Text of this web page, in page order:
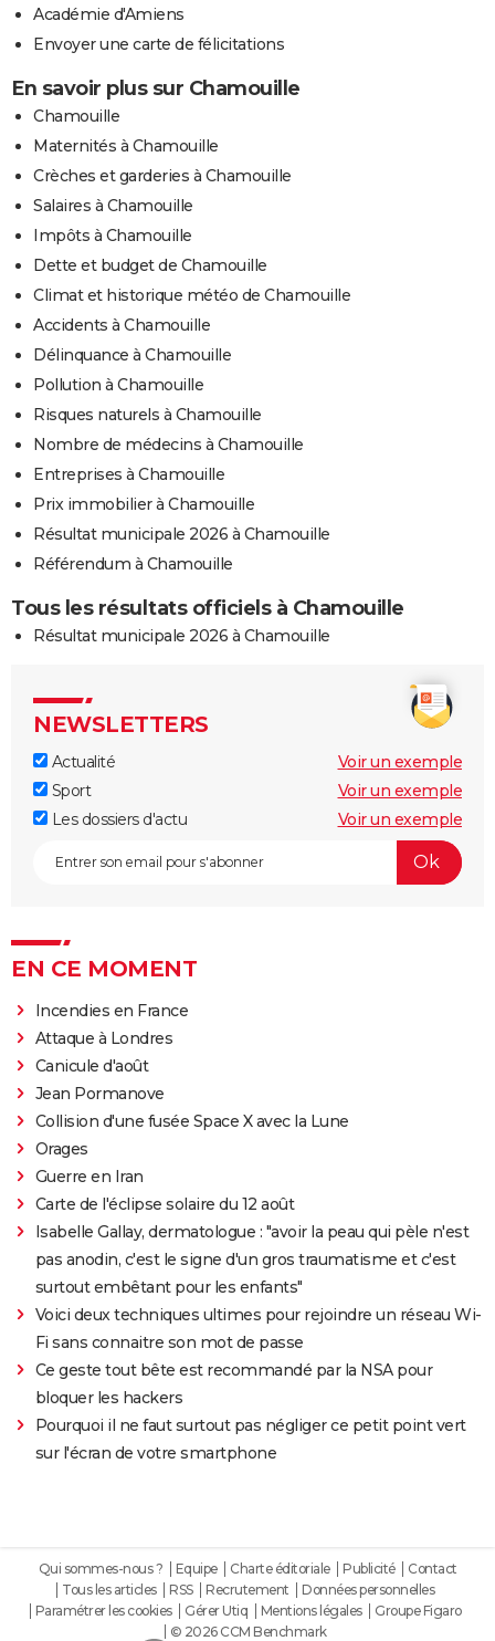
Académie d'Amiens
Envoyer une carte de félicitations
En savoir plus sur Chamouille
Chamouille
Maternités à Chamouille
Crèches et garderies à Chamouille
Salaires à Chamouille
Impôts à Chamouille
Dette et budget de Chamouille
Climat et historique météo de Chamouille
Accidents à Chamouille
Délinquance à Chamouille
Pollution à Chamouille
Risques naturels à Chamouille
Nombre de médecins à Chamouille
Entreprises à Chamouille
Prix immobilier à Chamouille
Résultat municipale 2026 à Chamouille
Référendum à Chamouille
Tous les résultats officiels à Chamouille
Résultat municipale 2026 à Chamouille
NEWSLETTERS
Actualité
Voir un exemple
Sport
Voir un exemple
Les dossiers d'actu
Voir un exemple
EN CE MOMENT
Incendies en France
Attaque à Londres
Canicule d'août
Jean Pormanove
Collision d'une fusée Space X avec la Lune
Orages
Guerre en Iran
Carte de l'éclipse solaire du 12 août
Isabelle Gallay, dermatologue : "avoir la peau qui pèle n'est
pas anodin, c'est le signe d'un gros traumatisme et c'est
surtout embêtant pour les enfants"
Voici deux techniques ultimes pour rejoindre un réseau Wi-
Fi sans connaitre son mot de passe
Ce geste tout bête est recommandé par la NSA pour
bloquer les hackers
Pourquoi il ne faut surtout pas négliger ce petit point vert
sur l'écran de votre smartphone
Qui sommes-nous ? Equipe Charte éditoriale Publicité
Contact
Tous les articles
RSS Recrutement
Données personnelles
Paramétrer les cookies
Gérer Utiq Mentions légales
Groupe Figaro
© 2026 CCM Benchmark